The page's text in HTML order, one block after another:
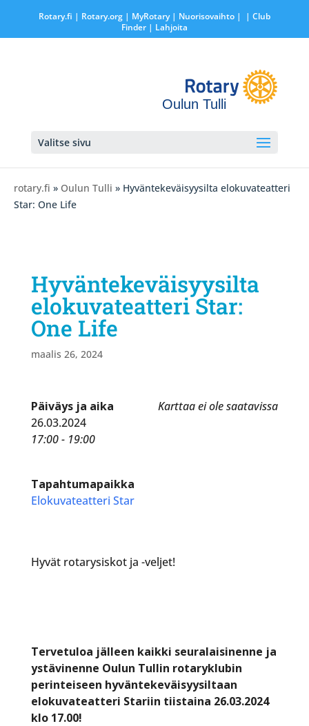
Rotary.fi | Rotary.org| MyRotary | Nuorisovaihto|
| Club
Finder| Lahjoita
Oulun Tulli
Valitse sivu
rotary.fi » Oulun Tulli » Hyväntekeväisyysilta elokuvateatteri
Star: One Life
Hyväntekeväisyysilta
elokuvateatteri Star:
One Life
maalis 26, 2024
Karttaa ei ole saatavissa
Päiväys ja aika
26.03.2024
17:00 - 19:00
Tapahtumapaikka
Elokuvateatteri Star
Hyvät rotarysiskot ja -veljet!
Tervetuloa jälleen kaikki seuralaisinenne ja
ystävinenne Oulun Tullin rotaryklubin
perinteiseen hyväntekeväisyysiltaan
elokuvateatteri Stariin tiistaina 26.03.2024
klo 17.00!